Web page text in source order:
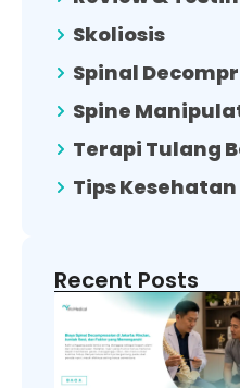
Skoliosis
Spinal
Spine
Terapi Tulang
Tips
Recent Posts